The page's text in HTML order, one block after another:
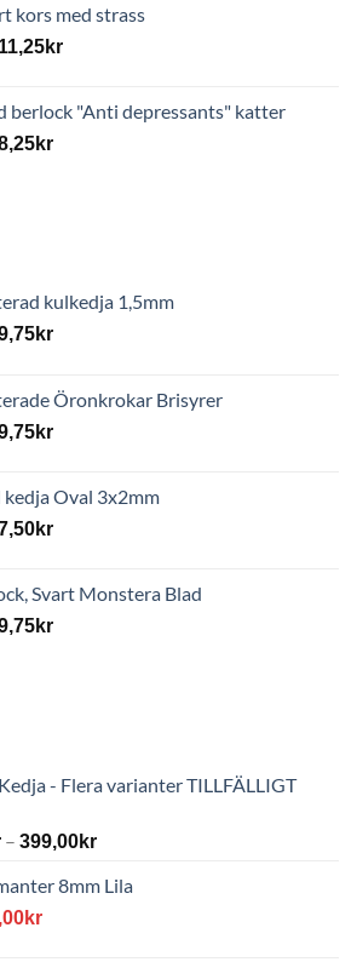
kors med strass
11,25kr
berlock "Anti depressants" katter
kr
kulkedja 1,5mm
kr
Öronkrokar Brisyrer
kr
kedja Oval 3x2mm
kr
Svart Monstera Blad
kr
- Flera varianter TILLFÄLLIGT
– 399,00kr
8mm Lila
krDet